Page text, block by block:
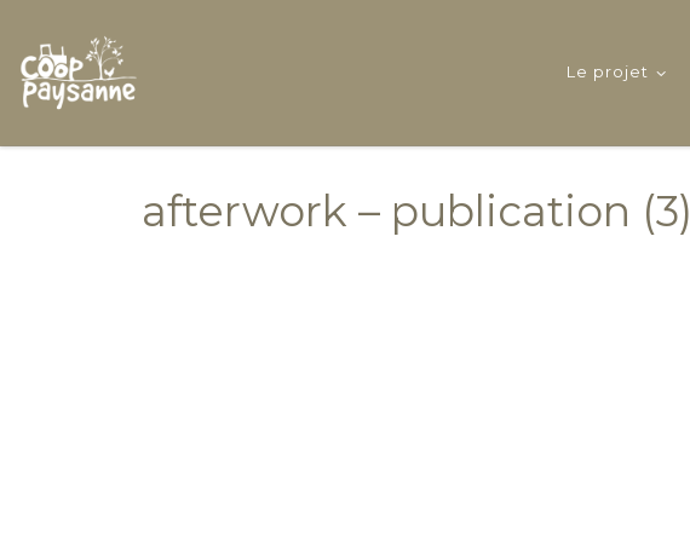
Skip to content
Le projet
afterwork – publication (3)